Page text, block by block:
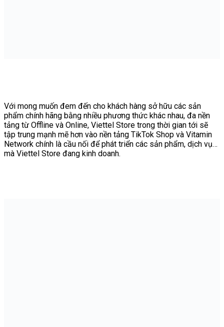
Với mong muốn đem đến cho khách hàng sở hữu các sản
phẩm chính hãng bằng nhiều phương thức khác nhau, đa nền
tảng từ Offline và Online, Viettel Store trong thời gian tới sẽ
tập trung mạnh mẽ hơn vào nền tảng TikTok Shop và Vitamin
Network chính là cầu nối để phát triển các sản phẩm, dịch vụ…
mà Viettel Store đang kinh doanh.